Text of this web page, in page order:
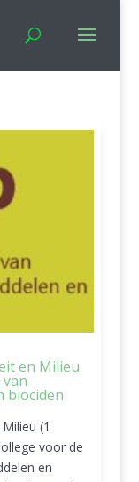
en Milieu
biociden
(1
voor de
en